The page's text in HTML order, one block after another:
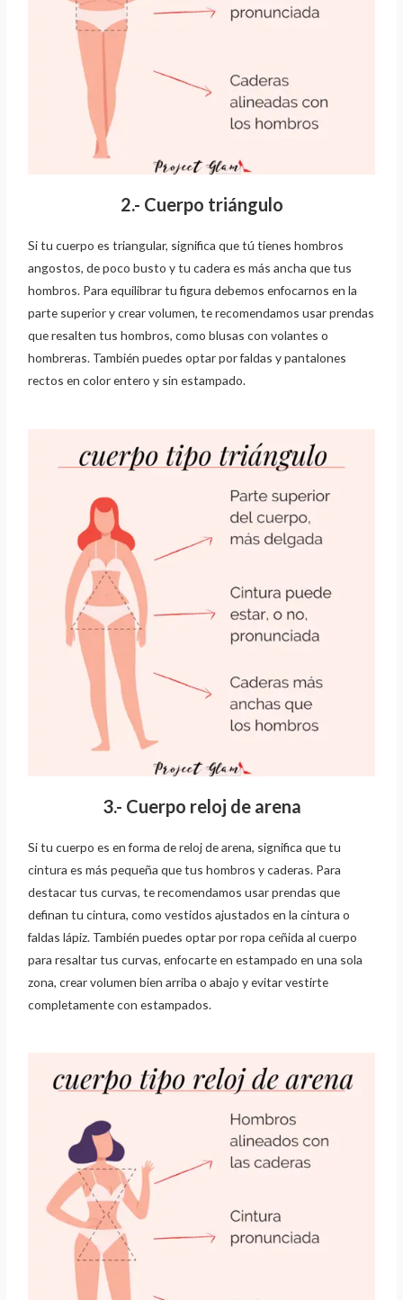
2.- Cuerpo triángulo
Si tu cuerpo es triangular, significa que tú tienes hombros
angostos, de poco busto y tu caderaes más ancha que tus
hombros. Para equilibrar tu figura debemos enfocarnos en la
parte superior y crear volumen, te recomendamos usar prendas
que resalten tus hombros, comoblusas con volantes o
hombreras. También puedes optar por faldas y pantalones
rectos encolor entero y sin estampado.
3.- Cuerpo reloj de arena
Si tu cuerpo es en forma de reloj de arena, significa que tu
cintura es más pequeña que tushombros y caderas. Para
destacar tus curvas, te recomendamos usar prendas que
definan tucintura, como vestidos ajustados en la cintura o
faldas lápiz. También puedes optar por ropaceñida al cuerpo
para resaltar tus curvas, enfocarte en estampado en una sola
zona, crearvolumen bien arriba o abajo y evitar vestirte
completamente con estampados.